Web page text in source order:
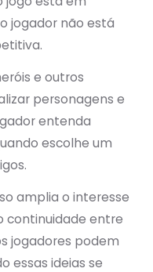
jogador não está
e outros
personagens e
entenda
escolhe um
amplia o interesse
continuidade entre
jogadores podem
essas ideias se